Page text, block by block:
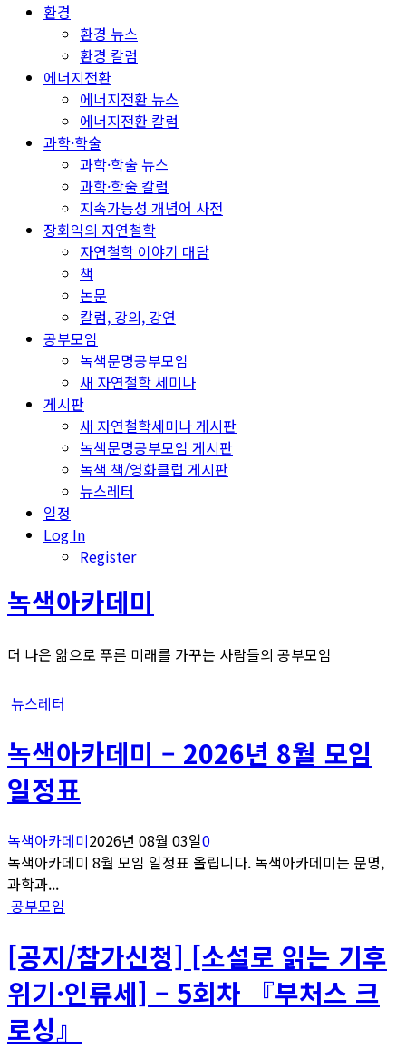
환경
환경 뉴스
환경 칼럼
에너지전환
에너지전환 뉴스
에너지전환 칼럼
과학·학술
과학·학술 뉴스
과학·학술 칼럼
지속가능성 개념어 사전
장회익의 자연철학
자연철학 이야기 대담
책
논문
칼럼, 강의, 강연
공부모임
녹색문명공부모임
새 자연철학 세미나
게시판
새 자연철학세미나 게시판
녹색문명공부모임 게시판
녹색 책/영화클럽 게시판
뉴스레터
일정
Log In
Register
녹색아카데미
더 나은 앎으로 푸른 미래를 가꾸는 사람들의 공부모임
뉴스레터
녹색아카데미 – 2026년 8월 모임
일정표
녹색아카데미2026년 08월 03일0
녹색아카데미 8월 모임 일정표 올립니다. 녹색아카데미는 문명,
과학과...
공부모임
[공지/참가신청] [소설로 읽는 기후
위기·인류세] – 5회차 『부처스 크
로싱』